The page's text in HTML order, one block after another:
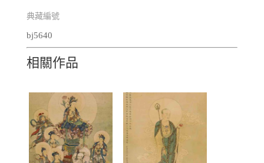
典藏編號
bj5640
相關作品